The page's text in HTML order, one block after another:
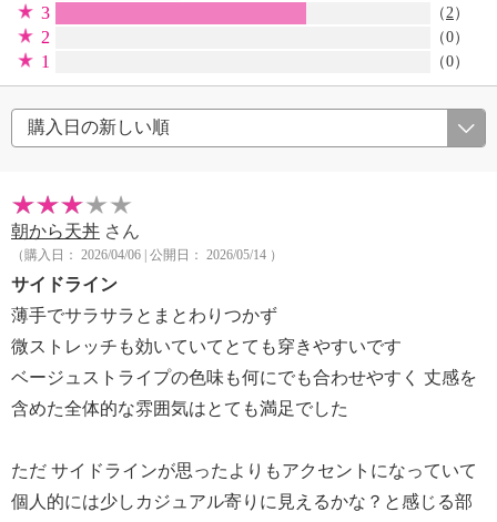
3 （2）
2 （0）
1 （0）
朝から天丼 さん
（購入日： 2026/04/06 | 公開日： 2026/05/14 ）
サイドライン
薄手でサラサラとまとわりつかず
微ストレッチも効いていてとても穿きやすいです
ベージュストライプの色味も何にでも合わせやすく 丈感を
含めた全体的な雰囲気はとても満足でした
ただ サイドラインが思ったよりもアクセントになっていて
個人的には少しカジュアル寄りに見えるかな？と感じる部